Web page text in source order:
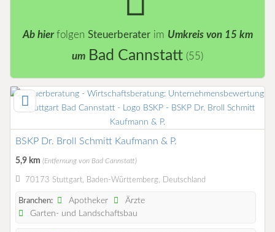
Ab hierfolgen Steuerberaterim Umkreis von 15 km
um Bad Cannstatt (55)
BSKP Dr. Broll Schmitt Kaufmann & P.
5,9 km (Entfernung von Bad Cannstatt)
70173 Stuttgart, Baden-Württemberg, Deutschland
Branchen: Apotheker
Ärzte
Garten- und Landschaftsbau